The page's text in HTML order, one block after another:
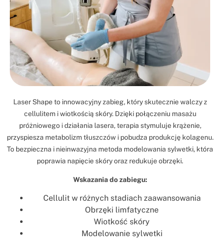
Laser Shape to innowacyjny zabieg, który skutecznie walczy z
cellulitem i wiotkością skóry. Dzięki połączeniu masażu
próżniowego i działania lasera, terapia stymuluje krążenie,
przyspiesza metabolizm tłuszczów i pobudza produkcję kolagenu.
To bezpieczna i nieinwazyjna metoda modelowania sylwetki, która
poprawia napięcie skóry oraz redukuje obrzęki.
Wskazania do zabiegu:
Cellulit w różnych stadiach zaawansowania
Obrzęki limfatyczne
Wiotkość skóry
Modelowanie sylwetki